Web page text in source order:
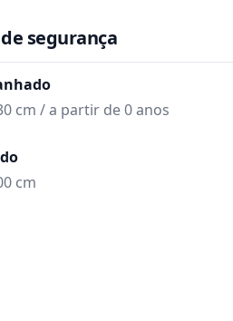
segurança
cm / a partir de 0 anos
cm